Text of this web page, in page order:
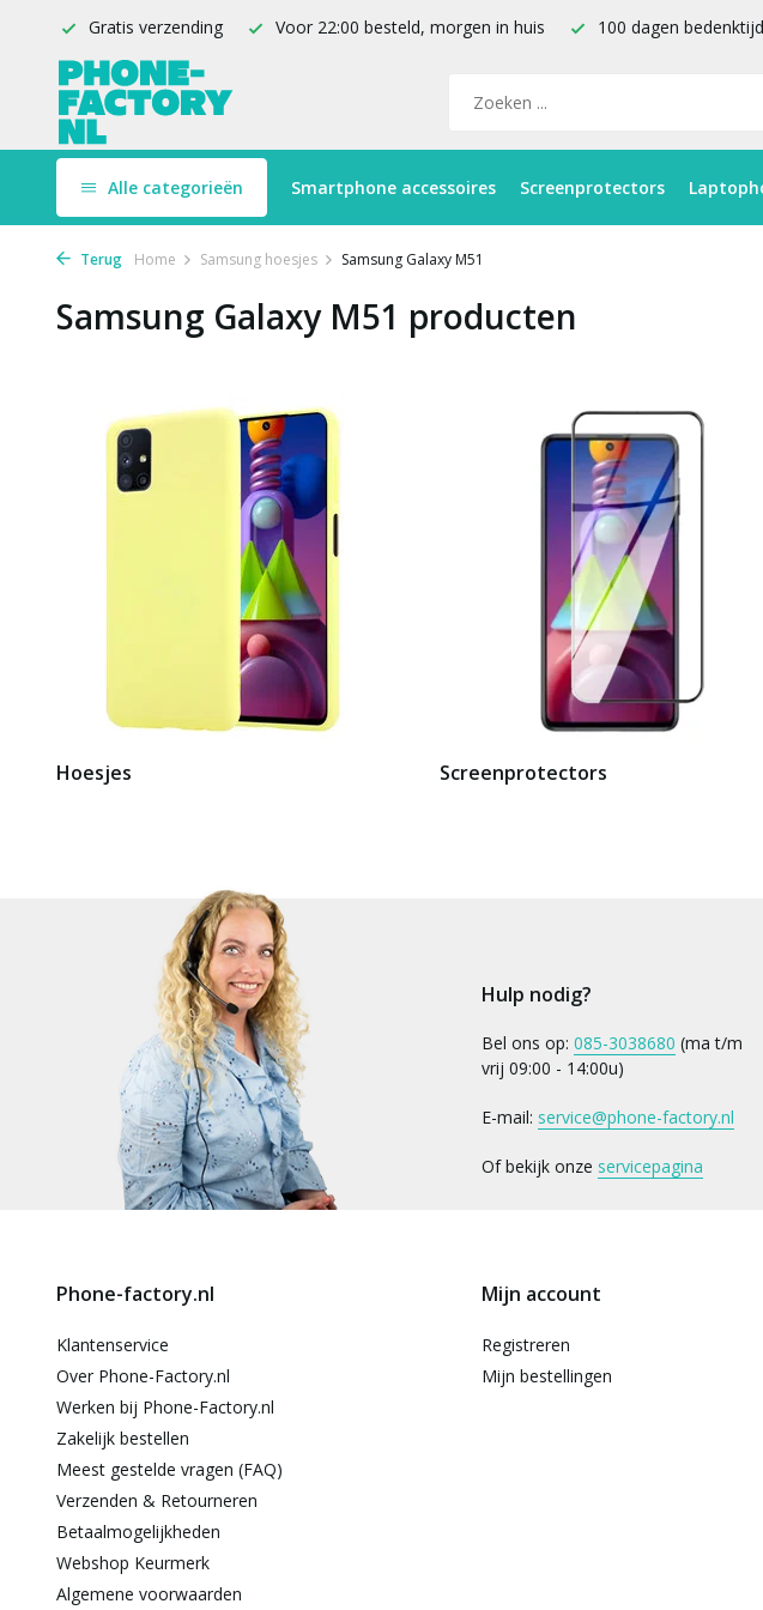
Gratis verzending Voor 22:00 besteld, morgen in huis 100 dagen bedenktijd
Alle categorieën Smartphone accessoires Screenprotectors
Terug Home Samsung hoesjes Samsung Galaxy M51
Samsung Galaxy M51 producten
Hoesjes Screenprotectors
Hulp nodig?
Bel ons op: 085-3038680 (ma t/m
vrij 09:00 - 14:00u)
E-mail: service@phone-factory.nl
Of bekijk onze servicepagina
Phone-factory.nl
Klantenservice
Over Phone-Factory.nl
Werken bij Phone-Factory.nl
Zakelijk bestellen
Meest gestelde vragen (FAQ)
Verzenden & Retourneren
Betaalmogelijkheden
Webshop Keurmerk
Algemene voorwaarden
Mijn account
Registreren
Mijn bestellingen